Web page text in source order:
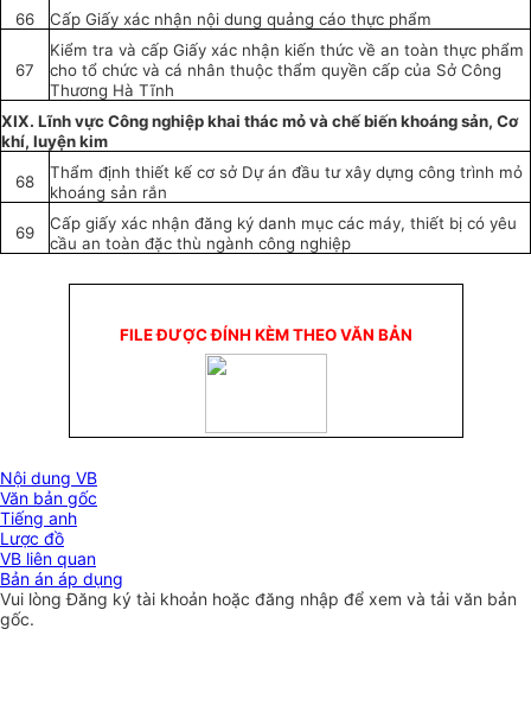
66
Cấp Giấy xác nhận nội dung quảng cáo thực phẩm
67
Kiểm tra và cấp Giấy xác nhận kiến thức về an toàn thực phẩm
cho tổ chức và cá nhân thuộc thẩm quyền cấp của Sở Công
Thương Hà Tĩnh
XIX. Lĩnh vực Công nghiệp khai thác mỏ và chế biến khoáng sản, Cơ
khí, luyện kim
68 Thẩm định thiết kế cơ sở Dự án đầu tư xây dựng công trình mỏ
khoáng sản rắn
69 Cấp giấy xác nhận đăng ký danh mục các máy, thiết bị có yêu
cầu an toàn đặc thù ngành công nghiệp
FILE ĐƯỢC ĐÍNH KÈM THEO VĂN BẢN
Nội dung VB
Văn bản gốc
Tiếng anh
Lược đồ
VB liên quan
Bản án áp dụng
Vui lòngĐăng ký tài khoản hoặc đăng nhập để xem và tải văn bản
gốc.